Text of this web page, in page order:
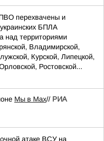
перехвачены и
БПЛА
над территориями
Владимирской,
Курской, Липецкой,
Ростовской...
Мы в Мах// РИА
атаке ВСУ на